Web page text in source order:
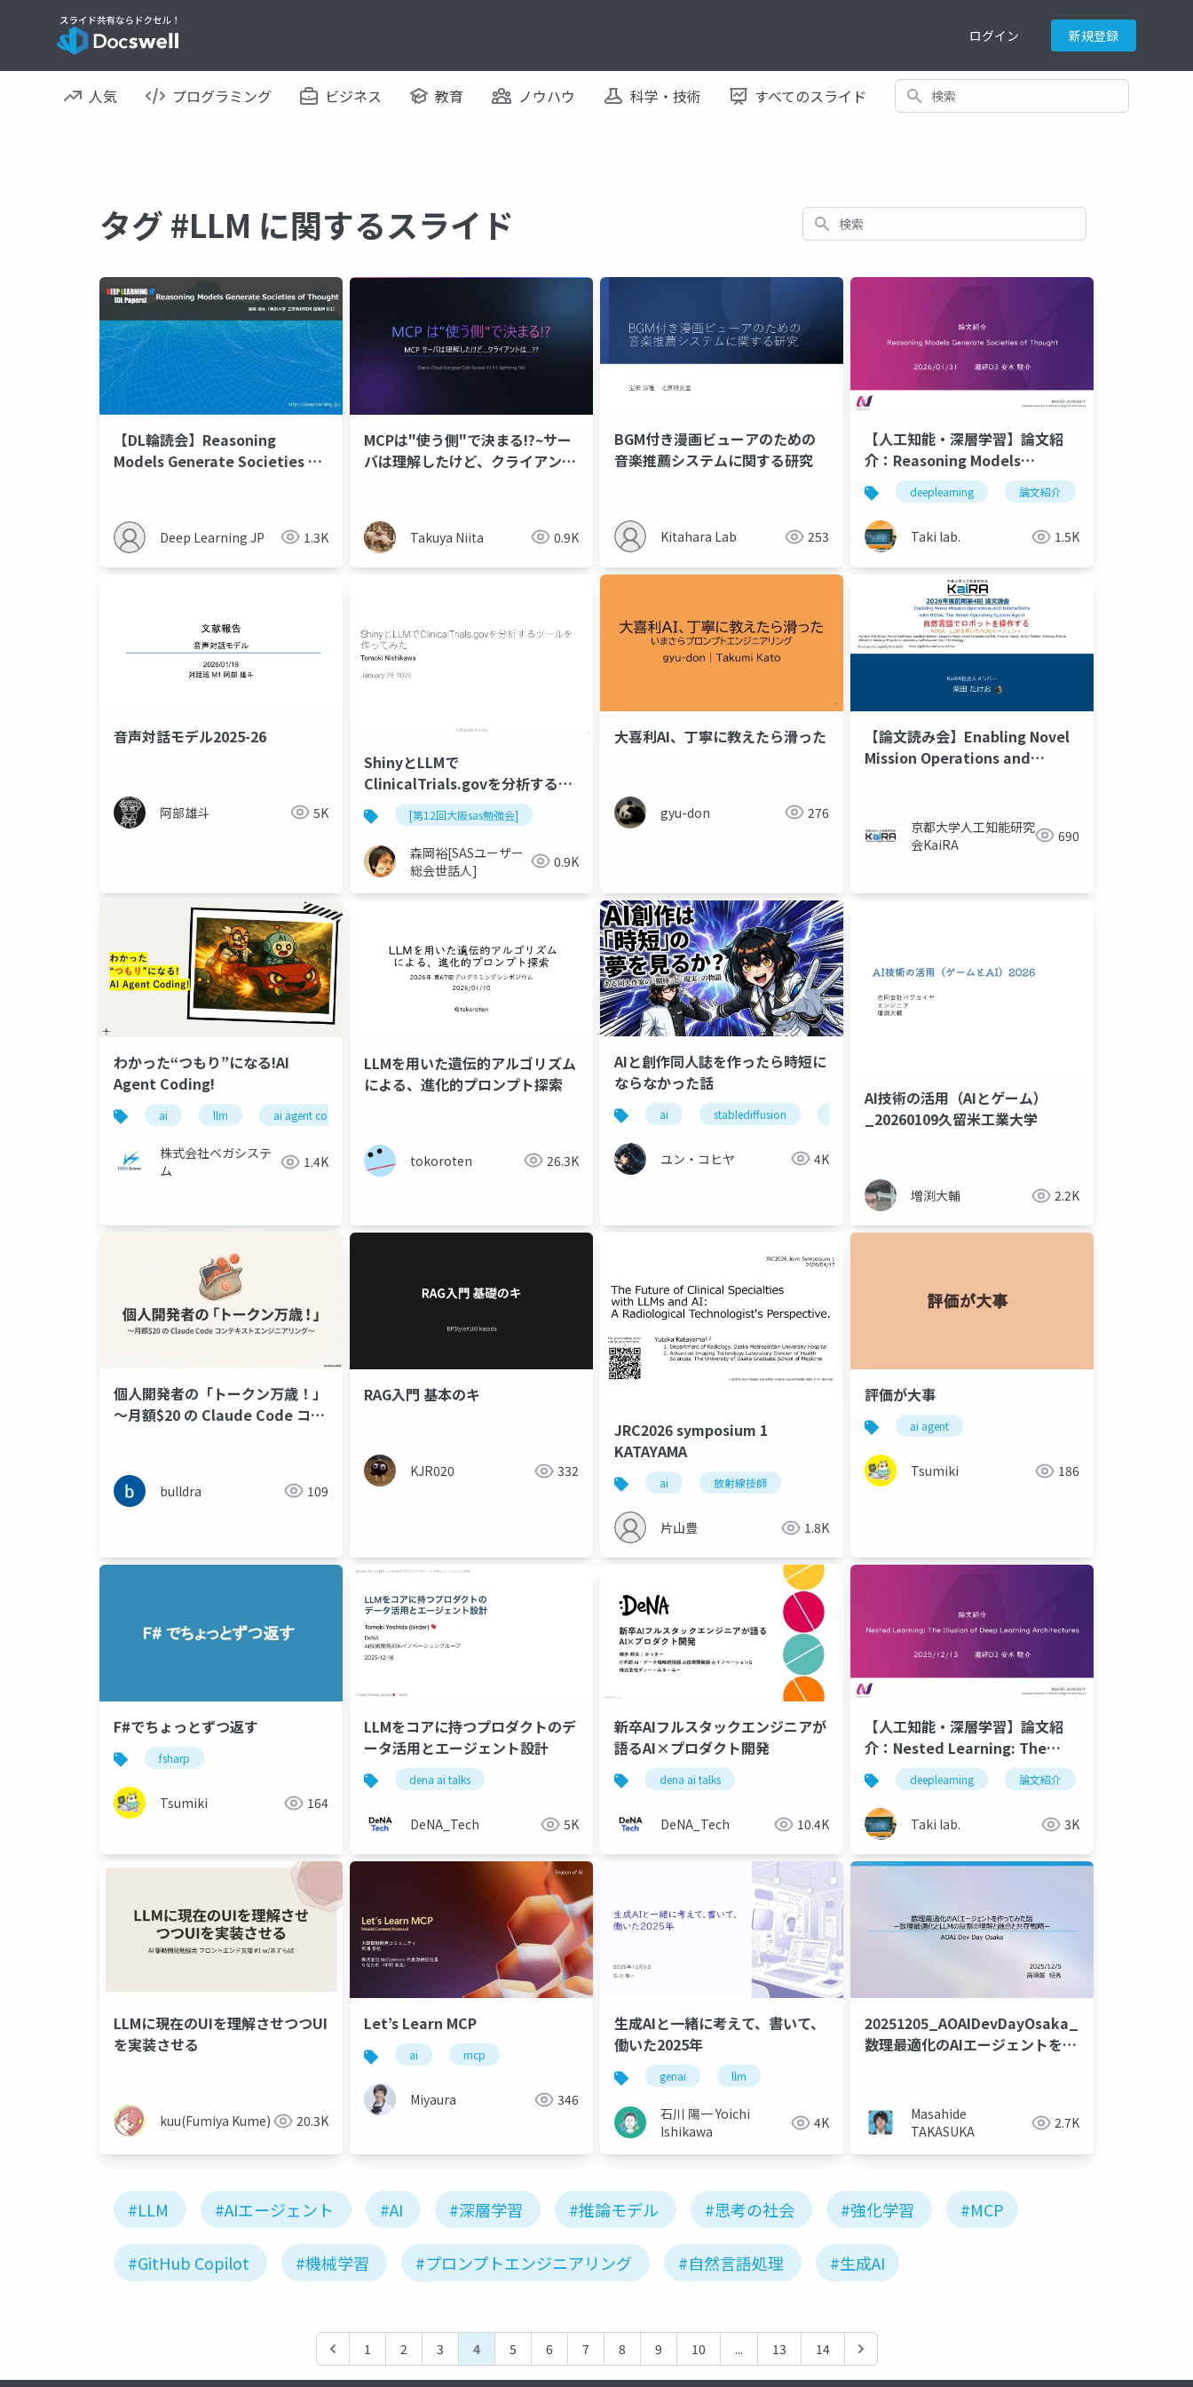
ログイン 新規登録
人気 プログラミング ビジネス 教育 ノウハウ 科学・技術 すべてのスライド 検索
タグ #LLM に関するスライド 検索
【DL輪読会】Reasoning
Models Generate Societies of
Deep Learning JP 1.3K
MCPは"使う側"で決まる!?~サー
バは理解したけど、クライアント
Takuya Niita 0.9K
BGM付き漫画ビューアのための
音楽推薦システムに関する研究
Kitahara Lab 253
【人工知能・深層学習】論文紹
介：Reasoning Models
Generate Societies of
Thought
deeplearning 論文紹介
Taki lab. 1.5K
音声対話モデル2025-26
阿部雄斗 5K
ShinyとLLMで
ClinicalTrials.govを分析するツ
ールを作ってみた
[第12回大阪sas勉強会]
森岡裕[SASユーザー
総会世話人]
0.9K
大喜利AI、丁寧に教えたら滑った
gyu-don 276
【論文読み会】Enabling Novel
Mission Operations and
京都大学人工知能研究
会KaiRA
690
わかった“つもり”になる!AI
Agent Coding!
ai llm ai agent codoing
株式会社ベガシステ
ム
1.4K
LLMを用いた遺伝的アルゴリズム
による、進化的プロンプト探索
tokoroten 26.3K
AIと創作同人誌を作ったら時短に
ならなかった話
ai stablediffusion notebooklm llm
ユン・コヒヤ 4K
AI技術の活用（AIとゲーム）
_20260109久留米工業大学
増渕大輔 2.2K
個人開発者の「トークン万歳！」
～月額$20 の Claude Code コン
bulldra 109
RAG入門 基本のキ
KJR020 332
JRC2026 symposium 1
KATAYAMA
ai 放射線技師
片山豊 1.8K
評価が大事
ai agent
Tsumiki 186
F#でちょっとずつ返す
fsharp
Tsumiki 164
LLMをコアに持つプロダクトのデ
ータ活用とエージェント設計
dena ai talks
DeNA_Tech 5K
新卒AIフルスタックエンジニアが
語るAI×プロダクト開発
dena ai talks
DeNA_Tech 10.4K
【人工知能・深層学習】論文紹
介：Nested Learning: The
Illusion of Deep Learning
Architectures
deeplearning 論文紹介
Taki lab. 3K
LLMに現在のUIを理解させつつUI
を実装させる
kuu(Fumiya Kume) 20.3K
Let’s Learn MCP
ai mcp
Miyaura 346
生成AIと一緒に考えて、書いて、
働いた2025年
genai llm
石川 陽一 Yoichi
Ishikawa
4K
20251205_AOAIDevDayOsaka_
数理最適化のAIエージェントを作
Masahide
TAKASUKA
2.7K
#LLM #AIエージェント #AI #深層学習 #推論モデル #思考の社会 #強化学習 #MCP
#GitHub Copilot #機械学習 #プロンプトエンジニアリング #自然言語処理 #生成AI
1 2 3 4 5 6 7 8 9 10 ... 13 14